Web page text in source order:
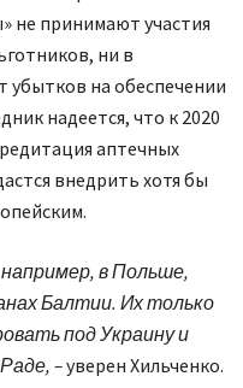
не принимают участия
ни в
убытков на обеспечении
надеется, что к 2020
аптечных
внедрить хотя бы
в Польше,
Балтии. Их только
под Украину и
–уверен Хильченко.